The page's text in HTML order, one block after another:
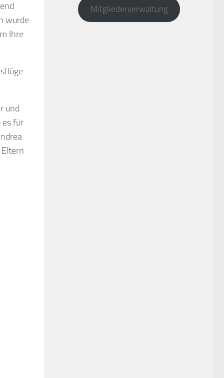
wurde
Ihre
und
es für
Mitgliederverwaltung